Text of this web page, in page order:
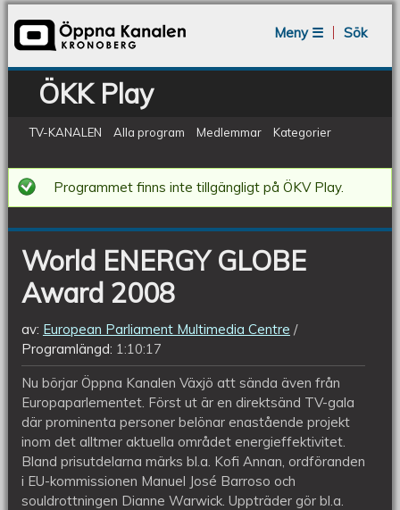
Meny ☰
Sök
ÖKK Play
TV-KANALEN Alla program Medlemmar Kategorier
World
ENERGY
GLOBE
Award
2008
Programmet finns inte tillgängligt på ÖKV Play.
World ENERGY GLOBE
Award 2008
av: European Parliament Multimedia Centre
Programlängd: 1:10:17
Nu börjar Öppna Kanalen Växjö att sända även från
Europaparlementet. Först ut är en direktsänd TV-gala
där prominenta personer belönar enastående projekt
inom det alltmer aktuella området energieffektivitet.
Bland prisutdelarna märks bl.a. Kofi Annan, ordföranden
i EU-kommissionen Manuel José Barroso och
souldrottningen Dianne Warwick. Uppträder gör bl.a.